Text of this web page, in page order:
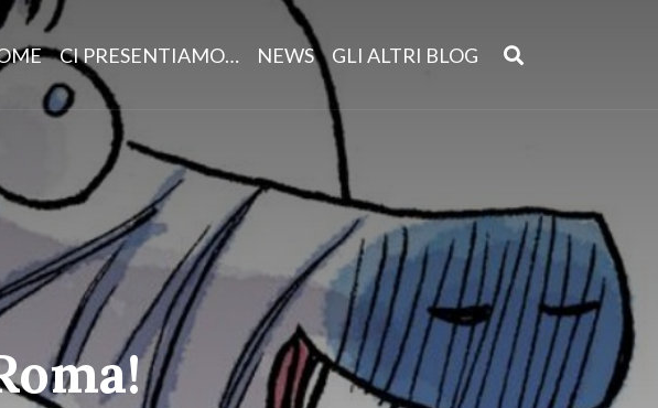
CI PRESENTIAMO… NEWS GLI ALTRI BLOG